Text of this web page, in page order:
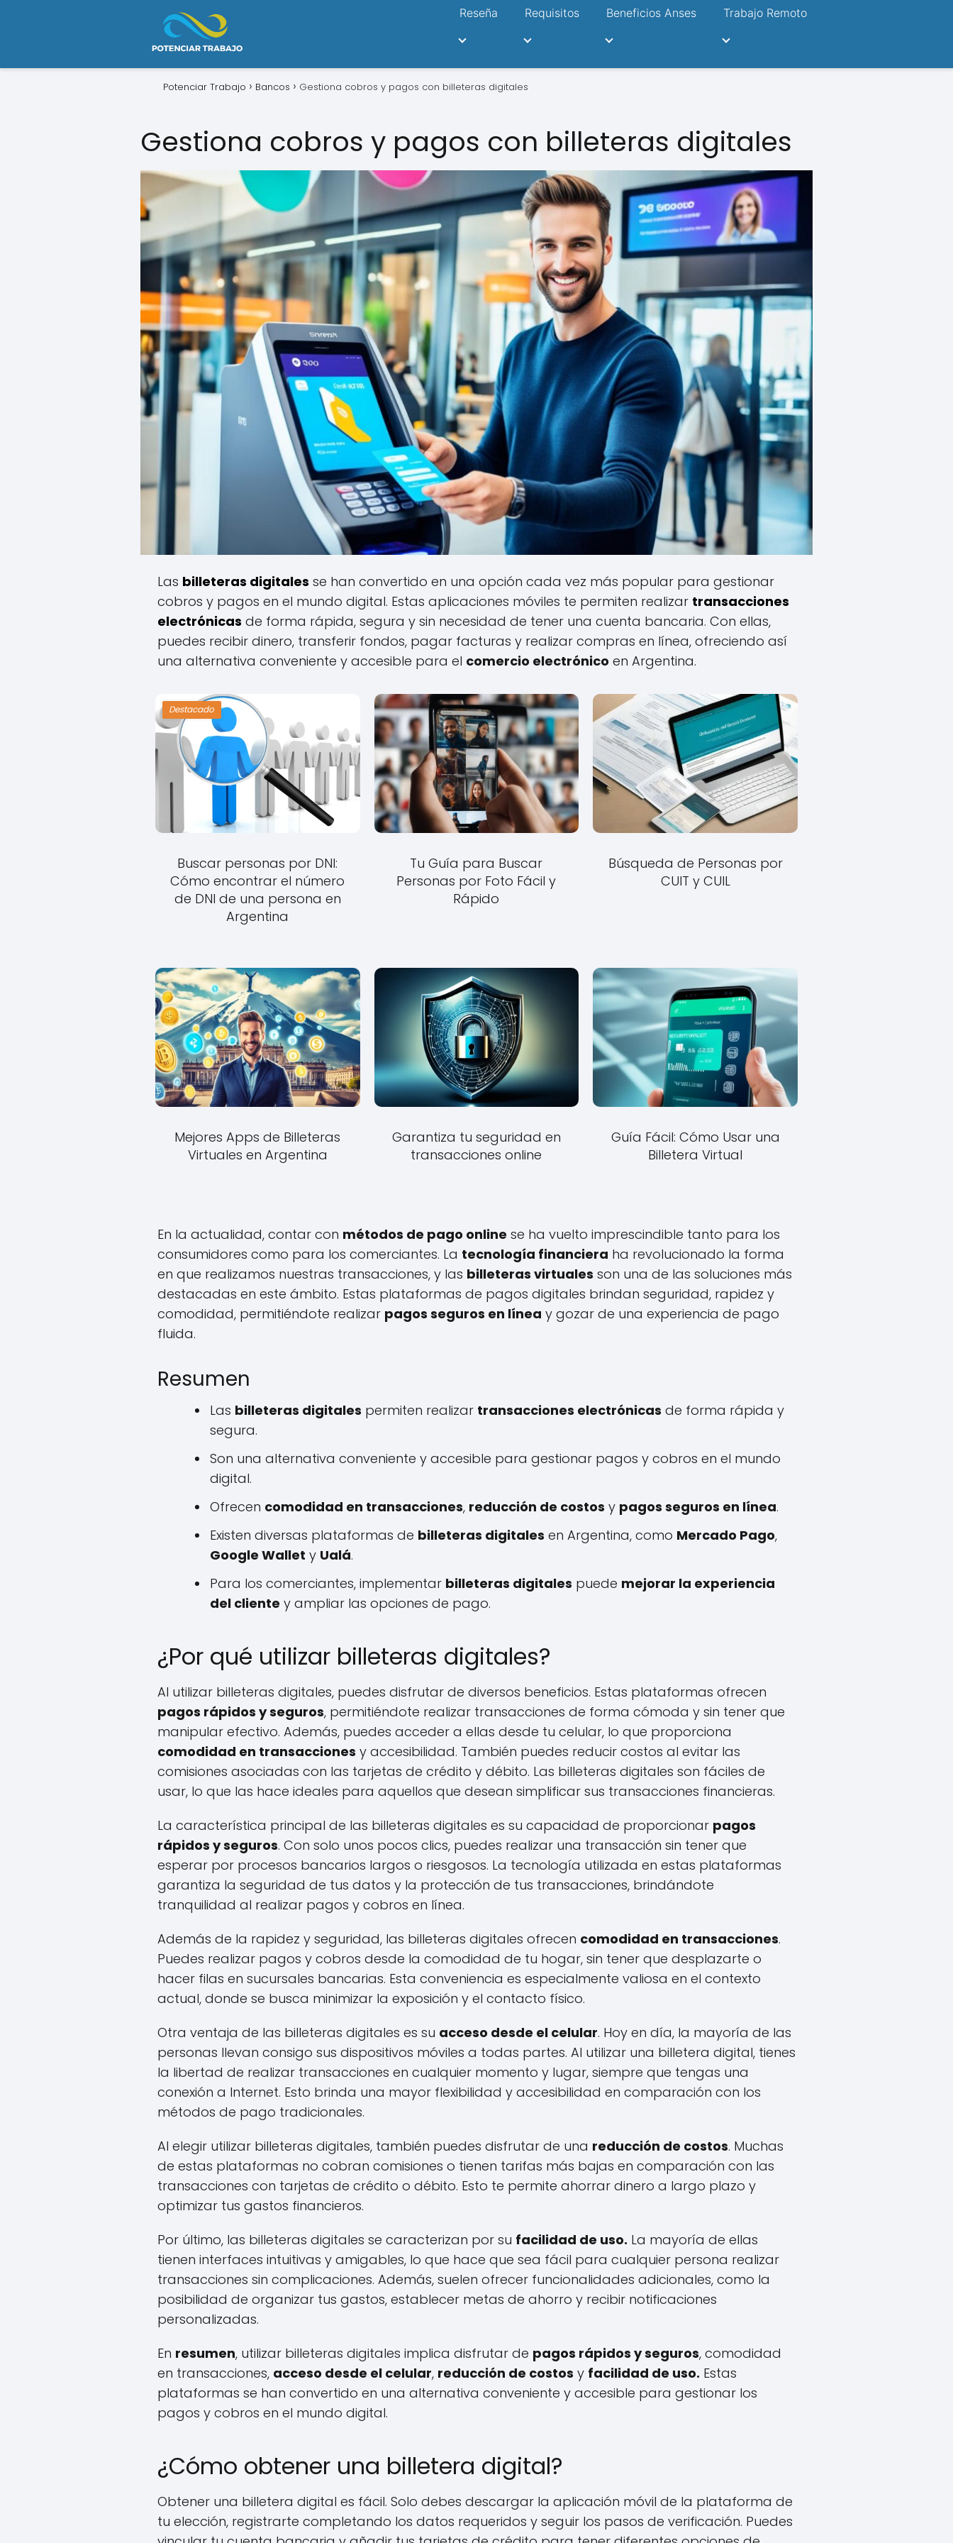
Reseña Requisitos Beneficios Anses Trabajo Remoto
Potenciar Trabajo Bancos Gestiona cobros y pagos con billeteras digitales
Gestiona cobros y pagos con billeteras digitales
Las billeteras digitales se han convertido en una opción cada vez más popular para gestionar
cobros y pagos en el mundo digital. Estas aplicaciones móviles te permiten realizar transacciones
electrónicas de forma rápida, segura y sin necesidad de tener una cuenta bancaria. Con ellas,
puedes recibir dinero, transferir fondos, pagar facturas y realizar compras en línea, ofreciendo así
una alternativa conveniente y accesible para el comercio electrónico en Argentina.
Destacado
Buscar personas por DNI:
Cómo encontrar el número
de DNI de una persona en
Argentina
Tu Guía para Buscar
Personas por Foto Fácil y
Rápido
Búsqueda de Personas por
CUIT y CUIL
Mejores Apps de Billeteras
Virtuales en Argentina
Garantiza tu seguridad en
transacciones online
Guía Fácil: Cómo Usar una
Billetera Virtual
En la actualidad, contar con métodos de pago online se ha vuelto imprescindible tanto para los
consumidores como para los comerciantes. La tecnología financiera ha revolucionado la forma
en que realizamos nuestras transacciones, y las billeteras virtuales son una de las soluciones más
destacadas en este ámbito. Estas plataformas de pagos digitales brindan seguridad, rapidez y
comodidad, permitiéndote realizar pagos seguros en línea y gozar de una experiencia de pago
fluida.
Resumen
Las billeteras digitales permiten realizar transacciones electrónicas de forma rápida y
segura.
Son una alternativa conveniente y accesible para gestionar pagos y cobros en el mundo
digital.
Ofrecen comodidad en transacciones, reducción de costos y pagos seguros en línea.
Existen diversas plataformas de billeteras digitales en Argentina, como Mercado Pago,
Google Wallet y Ualá.
Para los comerciantes, implementar billeteras digitales puede mejorar la experiencia
del cliente y ampliar las opciones de pago.
¿Por qué utilizar billeteras digitales?
Al utilizar billeteras digitales, puedes disfrutar de diversos beneficios. Estas plataformas ofrecen
pagos rápidos y seguros, permitiéndote realizar transacciones de forma cómoda y sin tener que
manipular efectivo. Además, puedes acceder a ellas desde tu celular, lo que proporciona
comodidad en transacciones y accesibilidad. También puedes reducir costos al evitar las
comisiones asociadas con las tarjetas de crédito y débito. Las billeteras digitales son fáciles de
usar, lo que las hace ideales para aquellos que desean simplificar sus transacciones financieras.
La característica principal de las billeteras digitales es su capacidad de proporcionar pagos
rápidos y seguros. Con solo unos pocos clics, puedes realizar una transacción sin tener que
esperar por procesos bancarios largos o riesgosos. La tecnología utilizada en estas plataformas
garantiza la seguridad de tus datos y la protección de tus transacciones, brindándote
tranquilidad al realizar pagos y cobros en línea.
Además de la rapidez y seguridad, las billeteras digitales ofrecen comodidad en transacciones.
Puedes realizar pagos y cobros desde la comodidad de tu hogar, sin tener que desplazarte o
hacer filas en sucursales bancarias. Esta conveniencia es especialmente valiosa en el contexto
actual, donde se busca minimizar la exposición y el contacto físico.
Otra ventaja de las billeteras digitales es su acceso desde el celular. Hoy en día, la mayoría de las
personas llevan consigo sus dispositivos móviles a todas partes. Al utilizar una billetera digital, tienes
la libertad de realizar transacciones en cualquier momento y lugar, siempre que tengas una
conexión a Internet. Esto brinda una mayor flexibilidad y accesibilidad en comparación con los
métodos de pago tradicionales.
Al elegir utilizar billeteras digitales, también puedes disfrutar de una reducción de costos. Muchas
de estas plataformas no cobran comisiones o tienen tarifas más bajas en comparación con las
transacciones con tarjetas de crédito o débito. Esto te permite ahorrar dinero a largo plazo y
optimizar tus gastos financieros.
Por último, las billeteras digitales se caracterizan por su facilidad de uso. La mayoría de ellas
tienen interfaces intuitivas y amigables, lo que hace que sea fácil para cualquier persona realizar
transacciones sin complicaciones. Además, suelen ofrecer funcionalidades adicionales, como la
posibilidad de organizar tus gastos, establecer metas de ahorro y recibir notificaciones
personalizadas.
En resumen, utilizar billeteras digitales implica disfrutar de pagos rápidos y seguros, comodidad
en transacciones, acceso desde el celular, reducción de costos y facilidad de uso. Estas
plataformas se han convertido en una alternativa conveniente y accesible para gestionar los
pagos y cobros en el mundo digital.
¿Cómo obtener una billetera digital?
Obtener una billetera digital es fácil. Solo debes descargar la aplicación móvil de la plataforma de
tu elección, registrarte completando los datos requeridos y seguir los pasos de verificación. Puedes